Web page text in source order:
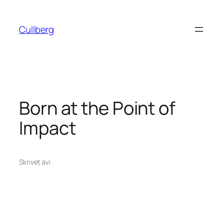
innehåll
Cullberg
Born at the Point of
Impact
Skrivet avi